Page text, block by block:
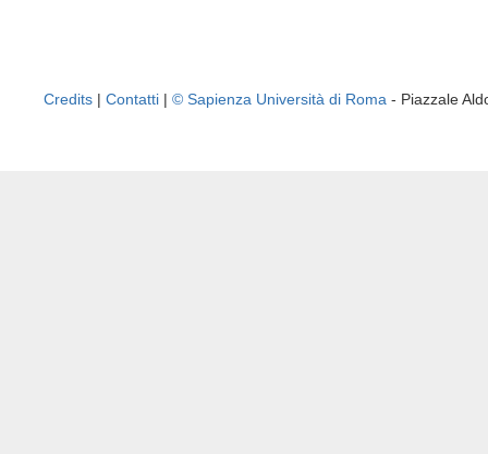
Credits | Contatti | © Sapienza Università di Roma - Piazzale